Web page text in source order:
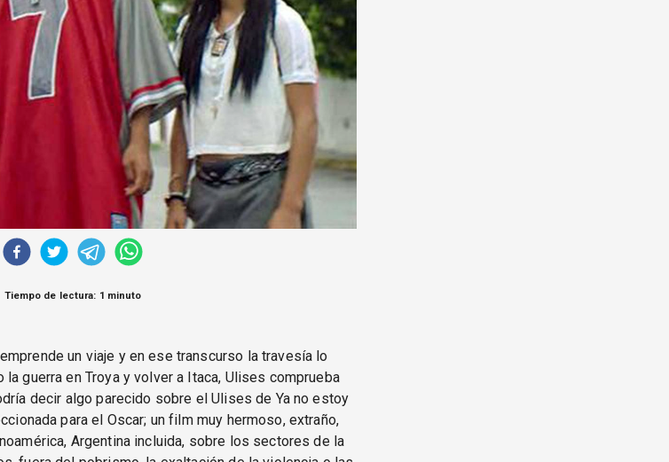
Tiempo de lectura: 1 minuto
un viaje y en ese transcurso la travesía lo
guerra en Troya y volver a Itaca, Ulises comprueba
decir algo parecido sobre el Ulises de Ya no estoy
para el Oscar; un film muy hermoso, extraño,
Argentina incluida, sobre los sectores de la